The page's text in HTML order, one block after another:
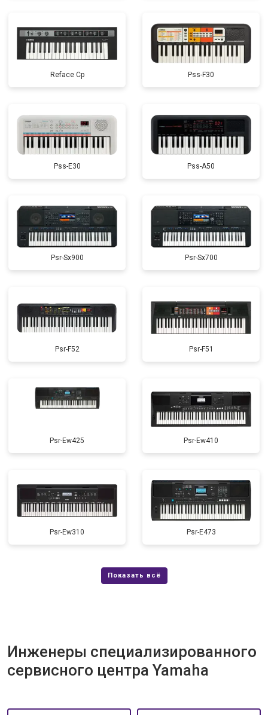
Reface Cp Pss-F30
Pss-E30 Pss-A50
Psr-Sx900 Psr-Sx700
Psr-F52 Psr-F51
Psr-Ew425 Psr-Ew410
Psr-Ew310 Psr-E473
Инженеры специализированного
сервисного центра Yamaha